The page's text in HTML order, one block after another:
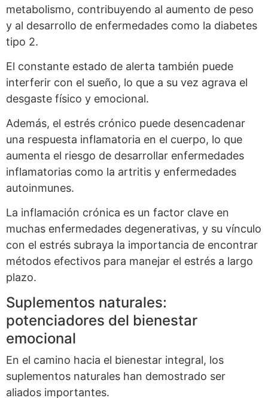
metabolismo, contribuyendo al aumento de peso
y al desarrollo de enfermedades como la diabetes
tipo 2.
El constante estado de alerta también puede
interferir con el sueño, lo que a su vez agrava el
desgaste físico y emocional.
Además, el estrés crónico puede desencadenar
una respuesta inflamatoria en el cuerpo, lo que
aumenta el riesgo de desarrollar enfermedades
inflamatorias como la artritis y enfermedades
autoinmunes.
La inflamación crónica es un factor clave en
muchas enfermedades degenerativas, y su vínculo
con el estrés subraya la importancia de encontrar
métodos efectivos para manejar el estrés a largo
plazo.
Suplementos naturales:
potenciadores del bienestar
emocional
En el camino hacia el bienestar integral, los
suplementos naturales han demostrado ser
aliados importantes.